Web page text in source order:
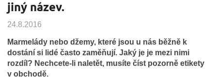
jiný název.
24.8.2016
Marmelády nebo džemy, které jsou u nás běžně k
dostání si lidé často zaměňují. Jaký je je mezi nimi
rozdíl? Nechcete-li naletět, musíte číst pozorně etikety
v obchodě.